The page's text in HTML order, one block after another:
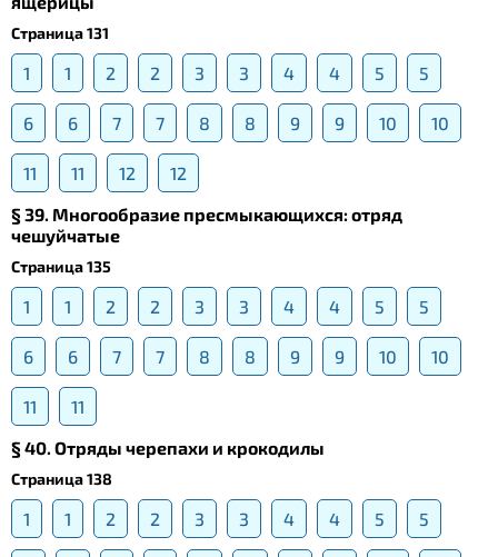
Страница 131
1 1 2 2 3 3 4 4 5 5
6 6 7 7 8 8 9 9 10 10
11 11 12
12
§ 39. Многообразие пресмыкающихся: отряд
чешуйчатые
Страница 135
1 1 2 2 3 3 4 4 5 5
6 6 7 7 8 8 9 9 10 10
11
11
§ 40. Отряды черепахи и крокодилы
Страница 138
1 1 2 2 3 3 4 4 5 5